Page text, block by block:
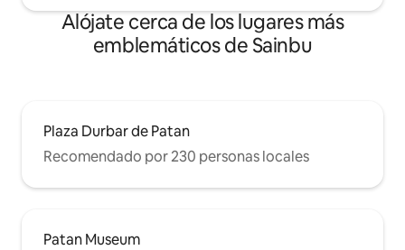
Alójate cerca de los lugares más
emblemáticos de Sainbu
Plaza Durbar de Patan
Recomendado por 230 personas locales
Patan Museum